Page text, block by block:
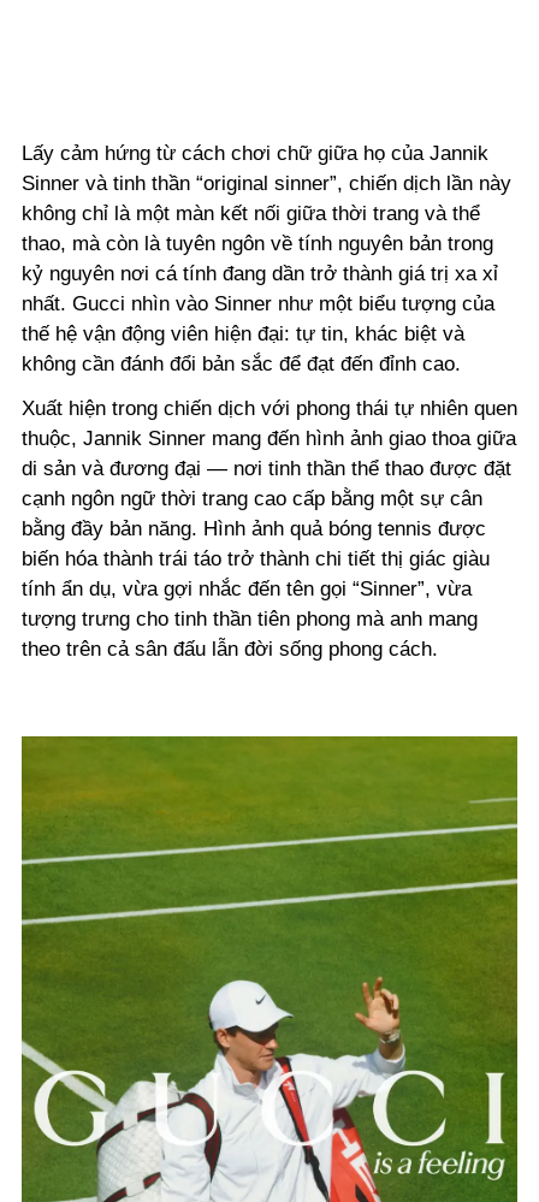
Lấy cảm hứng từ cách chơi chữ giữa họ của Jannik
Sinner và tinh thần “original sinner”, chiến dịch lần này
không chỉ là một màn kết nối giữa thời trang và thể
thao, mà còn là tuyên ngôn về tính nguyên bản trong
kỷ nguyên nơi cá tính đang dần trở thành giá trị xa xỉ
nhất. Gucci nhìn vào Sinner như một biểu tượng của
thế hệ vận động viên hiện đại: tự tin, khác biệt và
không cần đánh đổi bản sắc để đạt đến đỉnh cao.
Xuất hiện trong chiến dịch với phong thái tự nhiên quen
thuộc, Jannik Sinner mang đến hình ảnh giao thoa giữa
di sản và đương đại — nơi tinh thần thể thao được đặt
cạnh ngôn ngữ thời trang cao cấp bằng một sự cân
bằng đầy bản năng. Hình ảnh quả bóng tennis được
biến hóa thành trái táo trở thành chi tiết thị giác giàu
tính ẩn dụ, vừa gợi nhắc đến tên gọi “Sinner”, vừa
tượng trưng cho tinh thần tiên phong mà anh mang
theo trên cả sân đấu lẫn đời sống phong cách.